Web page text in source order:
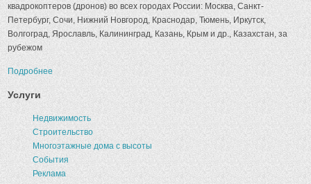
квадрокоптеров (дронов) во всех городах России: Москва, Санкт-
Петербург, Сочи, Нижний Новгород, Краснодар, Тюмень, Иркутск,
Волгоград, Ярославль, Калининград, Казань, Крым и др., Казахстан, за
рубежом
Подробнее
Услуги
Недвижимость
Строительство
Многоэтажные дома с высоты
События
Реклама